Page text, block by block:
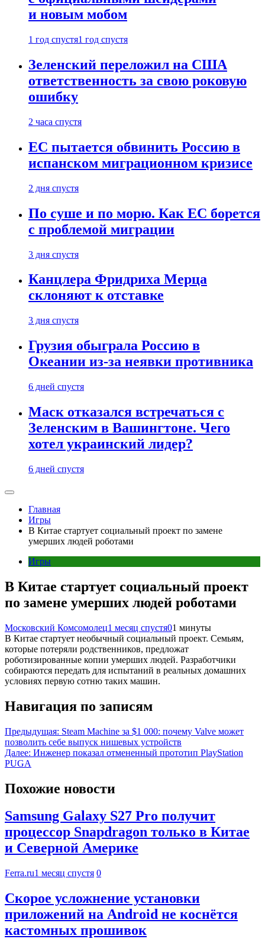
и новым мобом
1 год спустя1 год спустя
Зеленский переложил на США
ответственность за свою роковую
ошибку
2 часа спустя
ЕС пытается обвинить Россию в
испанском миграционном кризисе
2 дня спустя
По суше и по морю. Как ЕС борется
с проблемой миграции
3 дня спустя
Канцлера Фридриха Мерца
склоняют к отставке
3 дня спустя
Грузия обыграла Россию в
Океании из-за неявки противника
6 дней спустя
Маск отказался встречаться с
Зеленским в Вашингтоне. Чего
хотел украинский лидер?
6 дней спустя
Главная
Игры
В Китае стартует социальный проект по замене
умерших людей роботами
Игры
В Китае стартует социальный проект
по замене умерших людей роботами
Московский Комсомолец1 месяц спустя01 минуты
В Китае стартует необычный социальный проект. Семьям,
которые потеряли родственников, предложат
роботизированные копии умерших людей. Разработчики
собираются передать для испытаний в реальных домашних
условиях первую сотню таких машин.
Навигация по записям
Предыдущая: Steam Machine за $1 000: почему Valve может
позволить себе выпуск нишевых устройств
Далее: Инженер показал отмененный прототип PlayStation
PUGA
Похожие новости
Samsung Galaxy S27 Pro получит
процессор Snapdragon только в Китае
и Северной Америке
Ferra.ru1 месяц спустя 0
Скорое усложнение установки
приложений на Android не коснётся
кастомных прошивок